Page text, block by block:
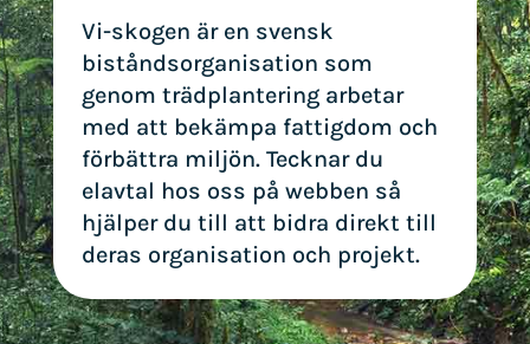
Vi-skogen är en svensk
biståndsorganisation som
genom trädplantering arbetar
med att bekämpa fattigdom och
förbättra miljön. Tecknar du
elavtal hos oss på webben så
hjälper du till att bidra direkt till
deras organisation och projekt.